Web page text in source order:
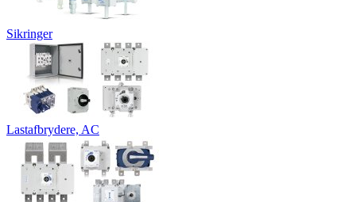
Sikringer
Lastafbrydere, AC